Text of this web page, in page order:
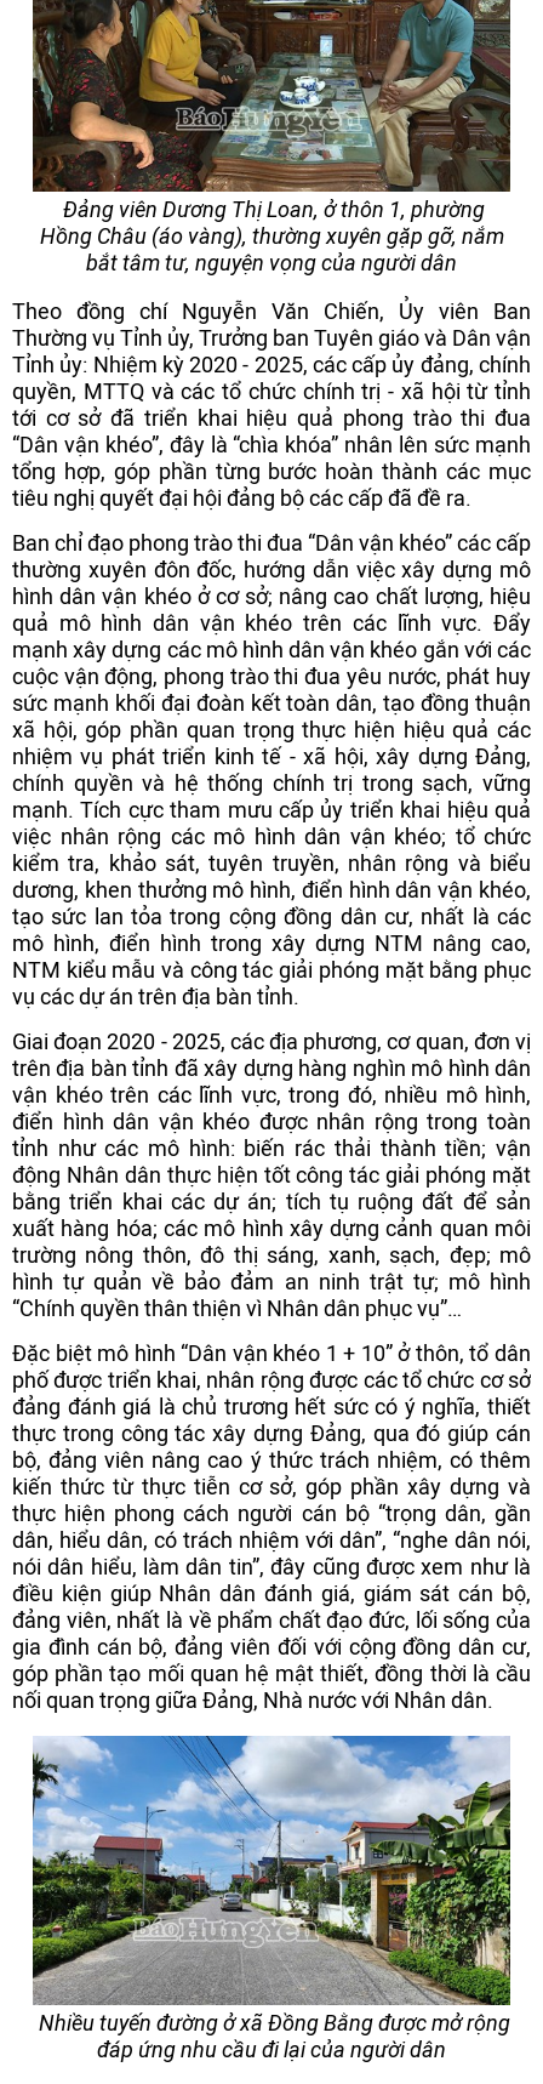
Đảng viên Dương Thị Loan, ở thôn 1, phường
Hồng Châu (áo vàng), thường xuyên gặp gỡ, nắm
bắt tâm tư, nguyện vọng của người dân
Theo đồng chí Nguyễn Văn Chiến, Ủy viên Ban
Thường vụ Tỉnh ủy, Trưởng ban Tuyên giáo và Dân vận
Tỉnh ủy: Nhiệm kỳ 2020 - 2025, các cấp ủy đảng, chính
quyền, MTTQ và các tổ chức chính trị - xã hội từ tỉnh
tới cơ sở đã triển khai hiệu quả phong trào thi đua
“Dân vận khéo”, đây là “chìa khóa” nhân lên sức mạnh
tổng hợp, góp phần từng bước hoàn thành các mục
tiêu nghị quyết đại hội đảng bộ các cấp đã đề ra.
Ban chỉ đạo phong trào thi đua “Dân vận khéo” các cấp
thường xuyên đôn đốc, hướng dẫn việc xây dựng mô
hình dân vận khéo ở cơ sở; nâng cao chất lượng, hiệu
quả mô hình dân vận khéo trên các lĩnh vực. Đẩy
mạnh xây dựng các mô hình dân vận khéo gắn với các
cuộc vận động, phong trào thi đua yêu nước, phát huy
sức mạnh khối đại đoàn kết toàn dân, tạo đồng thuận
xã hội, góp phần quan trọng thực hiện hiệu quả các
nhiệm vụ phát triển kinh tế - xã hội, xây dựng Đảng,
chính quyền và hệ thống chính trị trong sạch, vững
mạnh. Tích cực tham mưu cấp ủy triển khai hiệu quả
việc nhân rộng các mô hình dân vận khéo; tổ chức
kiểm tra, khảo sát, tuyên truyền, nhân rộng và biểu
dương, khen thưởng mô hình, điển hình dân vận khéo,
tạo sức lan tỏa trong cộng đồng dân cư, nhất là các
mô hình, điển hình trong xây dựng NTM nâng cao,
NTM kiểu mẫu và công tác giải phóng mặt bằng phục
vụ các dự án trên địa bàn tỉnh.
Giai đoạn 2020 - 2025, các địa phương, cơ quan, đơn vị
trên địa bàn tỉnh đã xây dựng hàng nghìn mô hình dân
vận khéo trên các lĩnh vực, trong đó, nhiều mô hình,
điển hình dân vận khéo được nhân rộng trong toàn
tỉnh như các mô hình: biến rác thải thành tiền; vận
động Nhân dân thực hiện tốt công tác giải phóng mặt
bằng triển khai các dự án; tích tụ ruộng đất để sản
xuất hàng hóa; các mô hình xây dựng cảnh quan môi
trường nông thôn, đô thị sáng, xanh, sạch, đẹp; mô
hình tự quản về bảo đảm an ninh trật tự; mô hình
“Chính quyền thân thiện vì Nhân dân phục vụ”…
Đặc biệt mô hình “Dân vận khéo 1 + 10” ở thôn, tổ dân
phố được triển khai, nhân rộng được các tổ chức cơ sở
đảng đánh giá là chủ trương hết sức có ý nghĩa, thiết
thực trong công tác xây dựng Đảng, qua đó giúp cán
bộ, đảng viên nâng cao ý thức trách nhiệm, có thêm
kiến thức từ thực tiễn cơ sở, góp phần xây dựng và
thực hiện phong cách người cán bộ “trọng dân, gần
dân, hiểu dân, có trách nhiệm với dân”, “nghe dân nói,
nói dân hiểu, làm dân tin”, đây cũng được xem như là
điều kiện giúp Nhân dân đánh giá, giám sát cán bộ,
đảng viên, nhất là về phẩm chất đạo đức, lối sống của
gia đình cán bộ, đảng viên đối với cộng đồng dân cư,
góp phần tạo mối quan hệ mật thiết, đồng thời là cầu
nối quan trọng giữa Đảng, Nhà nước với Nhân dân.
Nhiều tuyến đường ở xã Đồng Bằng được mở rộng
đáp ứng nhu cầu đi lại của người dân